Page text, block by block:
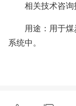
相关技术咨询
用途：用于
系统中。